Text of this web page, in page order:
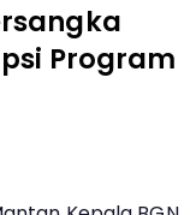
Program